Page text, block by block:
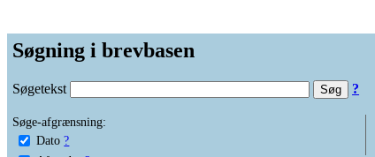
Søgning i brevbasen
Søgetekst ?
Søge-afgrænsning:
Dato ?